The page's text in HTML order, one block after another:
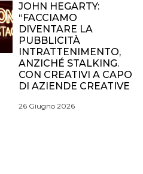
JOHN HEGARTY:
“FACCIAMO
DIVENTARE LA
PUBBLICITÀ
INTRATTENIMENTO,
ANZICHÉ STALKING.
CON CREATIVI A CAPO
DI AZIENDE CREATIVE
26 Giugno 2026